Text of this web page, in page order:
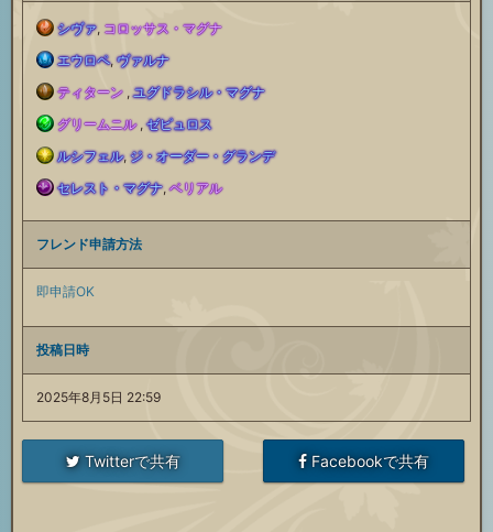
属
性
ポ
ト
喚
シヴァ, コロッサス・マグナ
属
性
サ
ポ
ー
エウロペ,ヴァルナ
属
性
ポ
ト
ティターン ,ユグドラシル・マグナ
属
性
ポ
ー
グリームニル ,ゼピュロス
性
サ
ポ
ルシフェル, ジ・オーダー・グランデ
サ
ポ
ー
セレスト・マグナ,ベリアル
フレンド申請方法
即申請OK
投稿日時
2025年8月5日 22:59
Twitterで共有 Facebookで共有